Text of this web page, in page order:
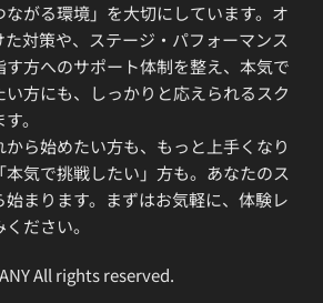
ながる環境」を大切にしています。オ
対策や、ステージ・パフォーマンス
方へのサポート体制を整え、本気で
い方にも、しっかりと応えられるスク
。
から始めたい方も、もっと上手くなり
気で挑戦したい」方も。あなたのス
まります。まずはお気軽に、体験レ
ださい。
All rights reserved.